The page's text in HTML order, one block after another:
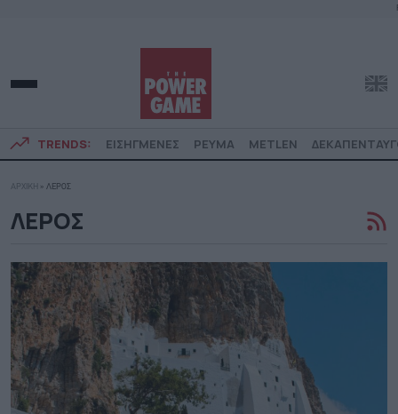
TRENDS: ΕΙΣΗΓΜΕΝΕΣ ΡΕΥΜΑ METLEN
ΑΡΧΙΚΗ » ΛΕΡΟΣ
ΛΕΡΟΣ